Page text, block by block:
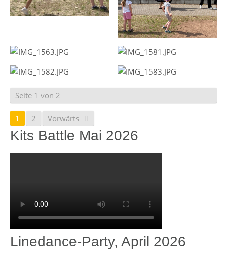
Seite 1 von 2
1 2 Vorwärts
Kits Battle Mai 2026
Linedance-Party, April 2026